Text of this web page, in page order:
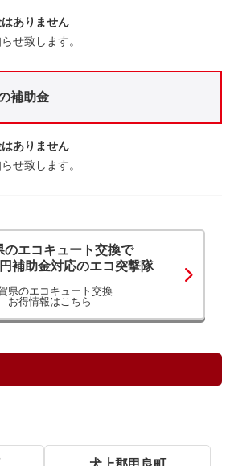
ありません
せ致します。
補助金
ありません
せ致します。
のエコキュート交換で
補助金対応のエコ突撃隊
県のエコキュート交換
お得情報はこちら